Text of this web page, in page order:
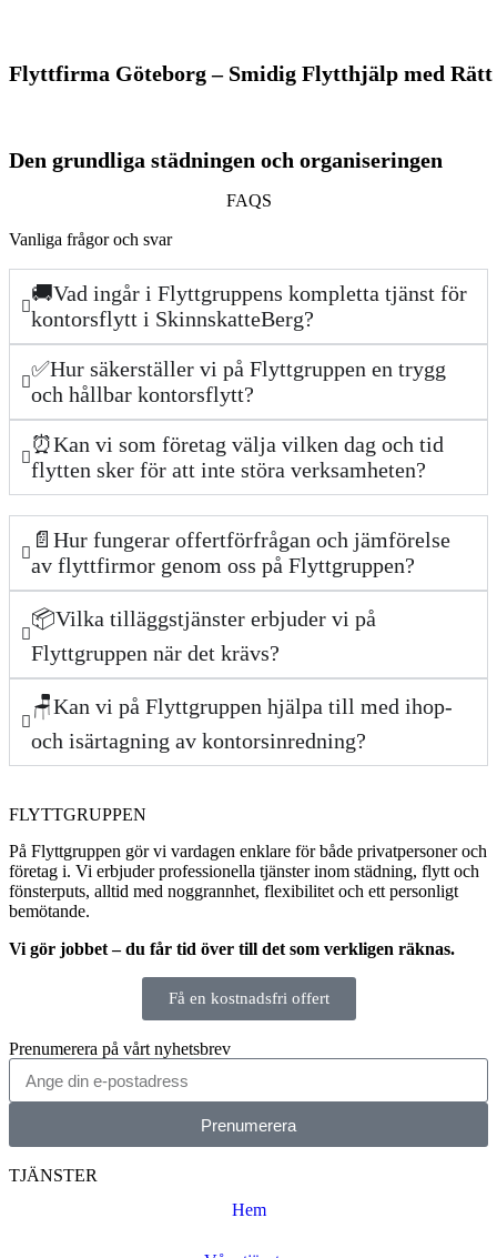
Flyttfirma Göteborg – Smidig Flytthjälp med Rätt
Den grundliga städningen och organiseringen
FAQS
Vanliga frågor och svar
🚚Vad ingår i Flyttgruppens kompletta tjänst för
kontorsflytt i SkinnskatteBerg?
✅Hur säkerställer vi på Flyttgruppen en trygg
och hållbar kontorsflytt?
⏰Kan vi som företag välja vilken dag och tid
flytten sker för att inte störa verksamheten?
📄Hur fungerar offertförfrågan och jämförelse
av flyttfirmor genom oss på Flyttgruppen?
📦Vilka tilläggstjänster erbjuder vi på
Flyttgruppen när det krävs?
🪑Kan vi på Flyttgruppen hjälpa till med ihop-
och isärtagning av kontorsinredning?
FLYTTGRUPPEN
På Flyttgruppen gör vi vardagen enklare för både privatpersoner och
företag i. Vi erbjuder professionella tjänster inom städning, flytt och
fönsterputs, alltid med noggrannhet, flexibilitet och ett personligt
bemötande.
Vi gör jobbet – du får tid över till det som verkligen räknas.
Få en kostnadsfri offert
Prenumerera på vårt nyhetsbrev
Prenumerera
TJÄNSTER
Hem